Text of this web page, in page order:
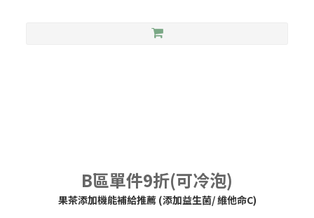
B區單件9折(可冷泡)
果茶添加機能補給推薦 (添加益生菌/ 維他命C)